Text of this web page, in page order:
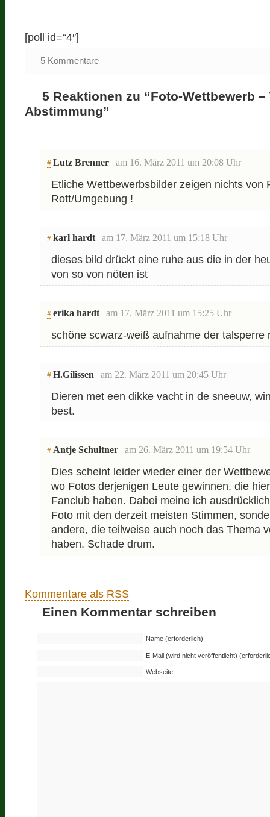
[poll id=“4″]
5 Kommentare
5 Reaktionen zu “Foto-Wettbewerb –
Abstimmung”
# Lutz Brenner am 16. März 2011 um 20:08 Uhr
Etliche Wettbewerbsbilder zeigen nichts von
Rott/Umgebung !
# karl hardt am 17. März 2011 um 15:18 Uhr
dieses bild drückt eine ruhe aus die in der
von so von nöten ist
# erika hardt am 17. März 2011 um 15:25 Uhr
schöne scwarz-weiß aufnahme der talsperre
# H.Gilissen am 22. März 2011 um 20:45 Uhr
Dieren met een dikke vacht in de sneeuw,
best.
# Antje Schultner am 26. März 2011 um 19:54 Uhr
Dies scheint leider wieder einer der
wo Fotos derjenigen Leute gewinnen, die
Fanclub haben. Dabei meine ich
Foto mit den derzeit meisten Stimmen,
andere, die teilweise auch noch das Thema
haben. Schade drum.
Kommentare als RSS
Einen Kommentar schreiben
Name (erforderlich)
E-Mail (wird nicht veröffentlicht)
Webseite